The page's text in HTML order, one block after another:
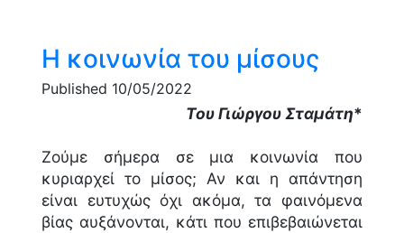
H κοινωνία του μίσους
Published 10/05/2022
Του Γιώργου Σταμάτη*
Ζούμε σήμερα σε μια κοινωνία που
κυριαρχεί το μίσος; Αν και η απάντηση
είναι ευτυχώς όχι ακόμα, τα φαινόμενα
βίας αυξάνονται, κάτι που επιβεβαιώνεται